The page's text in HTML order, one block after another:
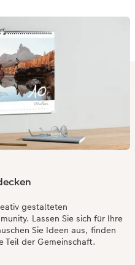
gestalteten
Lassen Sie sich für Ihre
Sie Ideen aus, finden
Teil der Gemeinschaft.